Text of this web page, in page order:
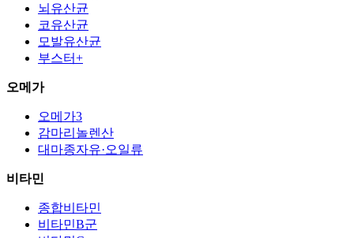
뇌유산균
코유산균
모발유산균
부스터+
오메가
오메가3
감마리놀렌산
대마종자유·오일류
비타민
종합비타민
비타민B군